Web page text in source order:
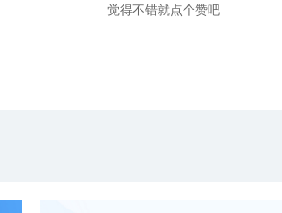
觉得不错就点个赞吧